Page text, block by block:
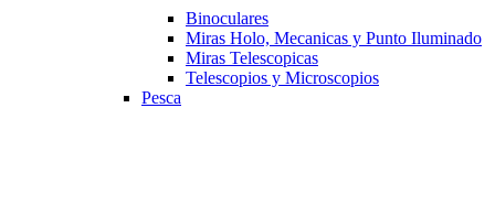
Binoculares
Miras Holo, Mecanicas y Punto Iluminado
Miras Telescopicas
Telescopios y Microscopios
Pesca